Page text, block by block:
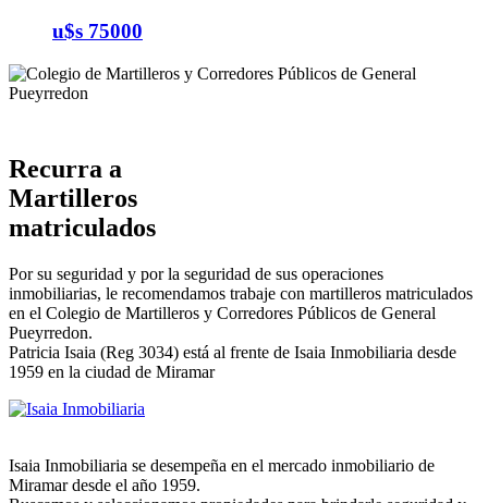
u$s 75000
Recurra a
Martilleros
matriculados
Por su seguridad y por la seguridad de sus operaciones
inmobiliarias, le recomendamos trabaje con martilleros matriculados
en el Colegio de Martilleros y Corredores Públicos de General
Pueyrredon.
Patricia Isaia (Reg 3034) está al frente de Isaia Inmobiliaria desde
1959 en la ciudad de Miramar
Isaia Inmobiliaria se desempeña en el mercado inmobiliario de
Miramar desde el año 1959.